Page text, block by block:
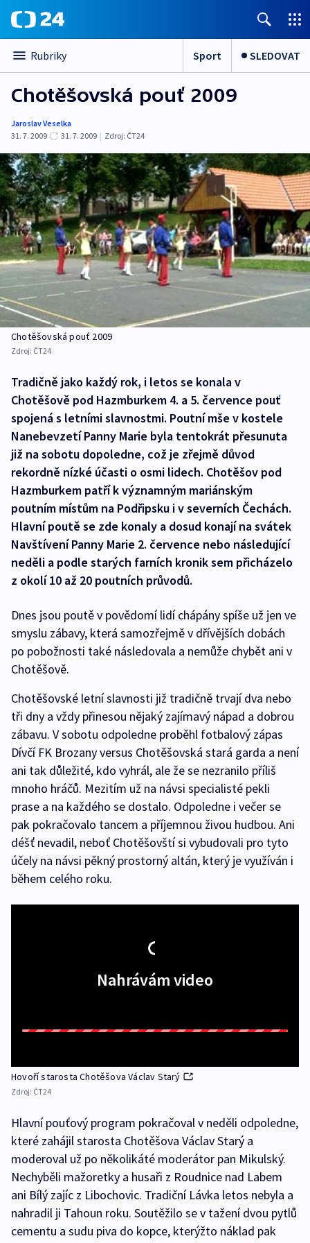
Rubriky Sport SLEDOVAT
Chotěšovská pouť 2009
Jaroslav Veselka
31. 7. 2009
31. 7. 2009 | Zdroj: ČT24
Chotěšovská pouť 2009
Zdroj: ČT24
Tradičně jako každý rok, i letos se konala v
Chotěšově pod Hazmburkem 4. a 5. července pouť
spojená s letními slavnostmi. Poutní mše v kostele
Nanebevzetí Panny Marie byla tentokrát přesunuta
již na sobotu dopoledne, což je zřejmě důvod
rekordně nízké účasti o osmi lidech. Chotěšov pod
Hazmburkem patří k významným mariánským
poutním místům na Podřipsku i v severních Čechách.
Hlavní poutě se zde konaly a dosud konají na svátek
Navštívení Panny Marie 2. července nebo následující
neděli a podle starých farních kronik sem přicházelo
z okolí 10 až 20 poutních průvodů.
Dnes jsou poutě v povědomí lidí chápány spíše už jen ve
smyslu zábavy, která samozřejmě v dřívějších dobách
po pobožnosti také následovala a nemůže chybět ani v
Chotěšově.
Chotěšovské letní slavnosti již tradičně trvají dva nebo
tři dny a vždy přinesou nějaký zajímavý nápad a dobrou
zábavu. V sobotu odpoledne proběhl fotbalový zápas
Dívčí FK Brozany versus Chotěšovská stará garda a není
ani tak důležité, kdo vyhrál, ale že se nezranilo příliš
mnoho hráčů. Mezitím už na návsi specialisté pekli
prase a na každého se dostalo. Odpoledne i večer se
pak pokračovalo tancem a příjemnou živou hudbou. Ani
déšť nevadil, neboť Chotěšovští si vybudovali pro tyto
účely na návsi pěkný prostorný altán, který je využíván i
během celého roku.
Nahrávám video
Hovoří starosta Chotěšova Václav Starý
Zdroj: ČT24
Hlavní pouťový program pokračoval v neděli odpoledne,
které zahájil starosta Chotěšova Václav Starý a
moderoval už po několikáté moderátor pan Mikulský.
Nechyběli mažoretky a husaři z Roudnice nad Labem
ani Bílý zajíc z Libochovic. Tradiční Lávka letos nebyla a
nahradil ji Tahoun roku. Soutěžilo se v tažení dvou pytlů
cementu a sudu piva do kopce, kterýžto náklad pak